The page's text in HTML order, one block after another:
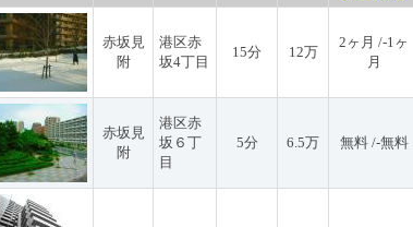
赤坂見
附
港区赤
坂4丁目
15分 12万
2ヶ月 /-1ヶ
月
赤坂見
附
港区赤
坂６丁
目
5分 6.5万 無料 /-無料